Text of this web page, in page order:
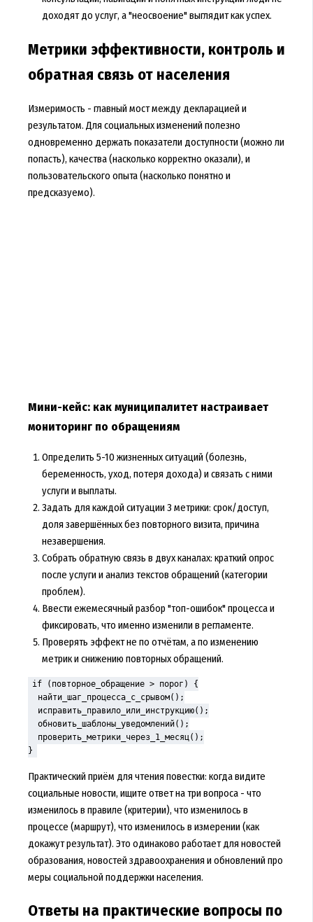
доходят до услуг, а "неосвоение" выглядит как успех.
Метрики эффективности, контроль и
обратная связь от населения
Измеримость - главный мост между декларацией и
результатом. Для социальных изменений полезно
одновременно держать показатели доступности (можно ли
попасть), качества (насколько корректно оказали), и
пользовательского опыта (насколько понятно и
предсказуемо).
Мини-кейс: как муниципалитет настраивает
мониторинг по обращениям
Определить 5-10 жизненных ситуаций (болезнь,
беременность, уход, потеря дохода) и связать с ними
услуги и выплаты.
Задать для каждой ситуации 3 метрики: срок/доступ,
доля завершённых без повторного визита, причина
незавершения.
Собрать обратную связь в двух каналах: краткий опрос
после услуги и анализ текстов обращений (категории
проблем).
Ввести ежемесячный разбор "топ-ошибок" процесса и
фиксировать, что именно изменили в регламенте.
Проверять эффект не по отчётам, а по изменению
метрик и снижению повторных обращений.
if (повторное_обращение > порог) {
  найти_шаг_процесса_с_срывом();
  исправить_правило_или_инструкцию();
  обновить_шаблоны_уведомлений();
  проверить_метрики_через_1_месяц();
}
Практический приём для чтения повестки: когда видите
социальные новости, ищите ответ на три вопроса - что
изменилось в правиле (критерии), что изменилось в
процессе (маршрут), что изменилось в измерении (как
докажут результат). Это одинаково работает для новостей
образования, новостей здравоохранения и обновлений про
меры социальной поддержки населения.
Ответы на практические вопросы по